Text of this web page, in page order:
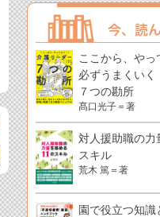
ここから、や
必ずうまくい
７つの勘所
髙口光子＝著
対人援助職の力
スキル
荒木 篤＝著
園で役立つ知識